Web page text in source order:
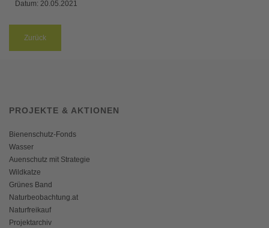
Datum: 20.05.2021
Zurück
PROJEKTE & AKTIONEN
Bienenschutz-Fonds
Wasser
Auenschutz mit Strategie
Wildkatze
Grünes Band
Naturbeobachtung.at
Naturfreikauf
Projektarchiv